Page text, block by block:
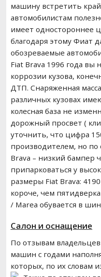
машину встретить
автомобилистам
имеет одностороннее
благодаря этому Фиат
обозреваемые
Fiat Brava 1996 года вы
коррозии кузова,
ДТП. Снаряженная
различных кузовах
колесная база не
дорожный просвет (
уточнить, что цифра
производителем, но по
Brava – низкий бампер
припарковаться у
размеры Fiat Brava:
короче, чем
/ Marea обувается в
Салон и оснащение
По отзывам владельцев
машин с годами
которых, по их словам